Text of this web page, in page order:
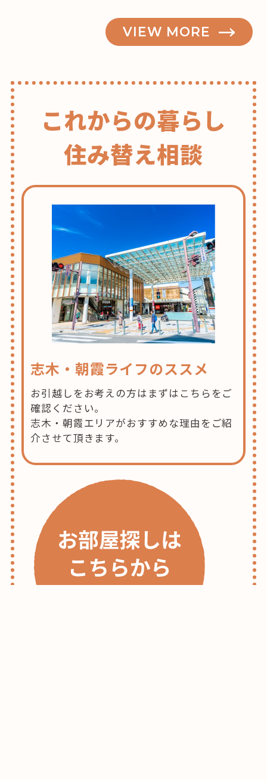
VIEW MORE
これからの暮らし
住み替え相談
志木・朝霞ライフのススメ
お引越しをお考えの方はまずはこちらをご
確認ください。
志木・朝霞エリアがおすすめな理由をご紹
介させて頂きます。